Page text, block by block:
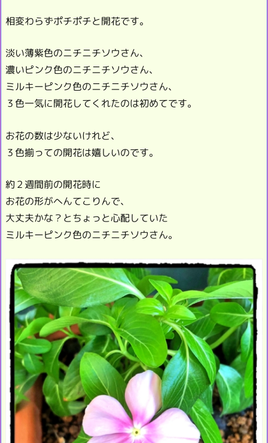
相変わらずポチポチと開花です。
淡い薄紫色のニチニチソウさん、
濃いピンク色のニチニチソウさん、
ミルキーピンク色のニチニチソウさん、
３色一気に開花してくれたのは初めてです。
お花の数は少ないけれど、
３色揃っての開花は嬉しいのです。
約２週間前の開花時に
お花の形がへんてこりんで、
大丈夫かな？とちょっと心配していた
ミルキーピンク色のニチニチソウさん。